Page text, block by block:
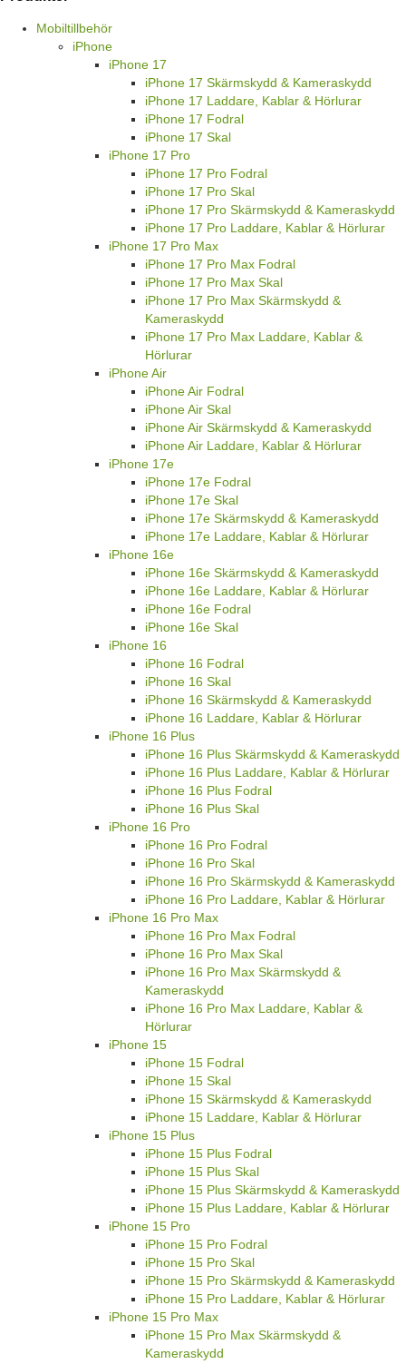
Mobiltillbehör
iPhone
iPhone 17
iPhone 17 Skärmskydd & Kameraskydd
iPhone 17 Laddare, Kablar & Hörlurar
iPhone 17 Fodral
iPhone 17 Skal
iPhone 17 Pro
iPhone 17 Pro Fodral
iPhone 17 Pro Skal
iPhone 17 Pro Skärmskydd & Kameraskydd
iPhone 17 Pro Laddare, Kablar & Hörlurar
iPhone 17 Pro Max
iPhone 17 Pro Max Fodral
iPhone 17 Pro Max Skal
iPhone 17 Pro Max Skärmskydd &
Kameraskydd
iPhone 17 Pro Max Laddare, Kablar &
Hörlurar
iPhone Air
iPhone Air Fodral
iPhone Air Skal
iPhone Air Skärmskydd & Kameraskydd
iPhone Air Laddare, Kablar & Hörlurar
iPhone 17e
iPhone 17e Fodral
iPhone 17e Skal
iPhone 17e Skärmskydd & Kameraskydd
iPhone 17e Laddare, Kablar & Hörlurar
iPhone 16e
iPhone 16e Skärmskydd & Kameraskydd
iPhone 16e Laddare, Kablar & Hörlurar
iPhone 16e Fodral
iPhone 16e Skal
iPhone 16
iPhone 16 Fodral
iPhone 16 Skal
iPhone 16 Skärmskydd & Kameraskydd
iPhone 16 Laddare, Kablar & Hörlurar
iPhone 16 Plus
iPhone 16 Plus Skärmskydd & Kameraskydd
iPhone 16 Plus Laddare, Kablar & Hörlurar
iPhone 16 Plus Fodral
iPhone 16 Plus Skal
iPhone 16 Pro
iPhone 16 Pro Fodral
iPhone 16 Pro Skal
iPhone 16 Pro Skärmskydd & Kameraskydd
iPhone 16 Pro Laddare, Kablar & Hörlurar
iPhone 16 Pro Max
iPhone 16 Pro Max Fodral
iPhone 16 Pro Max Skal
iPhone 16 Pro Max Skärmskydd &
Kameraskydd
iPhone 16 Pro Max Laddare, Kablar &
Hörlurar
iPhone 15
iPhone 15 Fodral
iPhone 15 Skal
iPhone 15 Skärmskydd & Kameraskydd
iPhone 15 Laddare, Kablar & Hörlurar
iPhone 15 Plus
iPhone 15 Plus Fodral
iPhone 15 Plus Skal
iPhone 15 Plus Skärmskydd & Kameraskydd
iPhone 15 Plus Laddare, Kablar & Hörlurar
iPhone 15 Pro
iPhone 15 Pro Fodral
iPhone 15 Pro Skal
iPhone 15 Pro Skärmskydd & Kameraskydd
iPhone 15 Pro Laddare, Kablar & Hörlurar
iPhone 15 Pro Max
iPhone 15 Pro Max Skärmskydd &
Kameraskydd